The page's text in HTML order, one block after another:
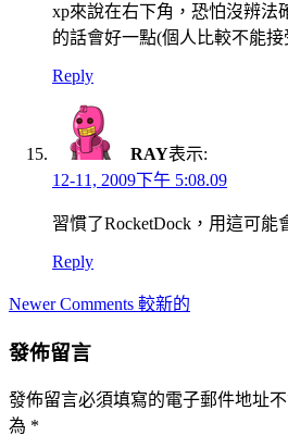
xp來說在右下角，恐怕沒辨法
的話會好一點(個人比較不能接
Reply
RAY表示:
12-11, 2009下午 5:08.09
習慣了RocketDock，用這可能
Reply
Comment
Newer Comments 較新的
發佈留言
發佈留言必須填寫的電子郵件地址不
為 *